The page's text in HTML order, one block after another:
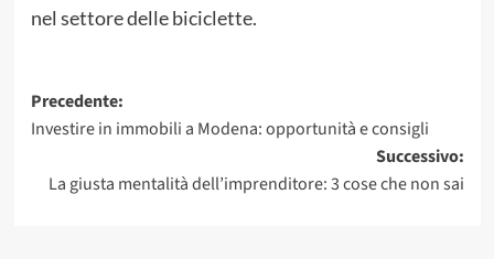
nel settore delle biciclette.
Navigazione
articolo
Precedente:
Investire in immobili a Modena: opportunità e consigli
Successivo:
La giusta mentalità dell’imprenditore: 3 cose che non sai